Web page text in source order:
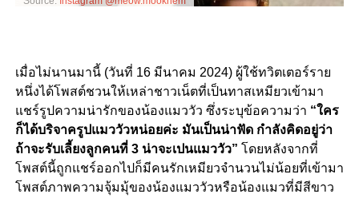
เมื่อไม่นานมานี้ (วันที่ 16 มีนาคม 2024) ผู้ใช้ทวิตเตอร์ราย
หนึ่งได้โพสต์ชวนให้เหล่าชาวเน็ตที่เป็นทาสเหมียวเข้ามา
แชร์รูปความน่ารักของน้องแมววัว ซึ่งระบุข้อความว่า “ใคร
ก็ได้บริจาครูปแมววัวหน่อยค่ะ มันเป็นน่าฟัด กำลังคิดอยู่ว่า
ถ้าจะรับเลี้ยงลูกคนที่ 3 น่าจะเปนแมววัว” โดยหลังจากที่
โพสต์นี้ถูกแชร์ออกไปก็มีคนรักเหมียวจำนวนไม่น้อยที่เข้ามา
โพสต์ภาพความจุ้มมุ้ของน้องแมววัวหรือน้องแมวที่มีสีขาว